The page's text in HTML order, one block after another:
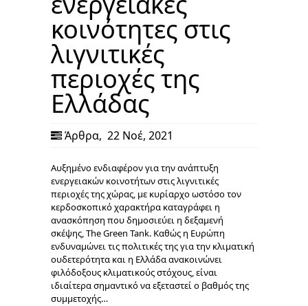
κοινότητες στις
λιγνιτικές
περιοχές της
Ελλάδας
Άρθρα, 22 Νοέ, 2021
Αυξημένο ενδιαφέρον για την ανάπτυξη
ενεργειακών κοινοτήτων στις λιγνιτικές
περιοχές της χώρας, με κυρίαρχο ωστόσο τον
κερδοσκοπικό χαρακτήρα καταγράφει η
ανασκόπηση που δημοσιεύει η δεξαμενή
σκέψης, The Green Tank. Καθώς η Ευρώπη
ενδυναμώνει τις πολιτικές της για την κλιματική
ουδετερότητα και η Ελλάδα ανακοινώνει
φιλόδοξους κλιματικούς στόχους, είναι
ιδιαίτερα σημαντικό να εξεταστεί ο βαθμός της
συμμετοχής…